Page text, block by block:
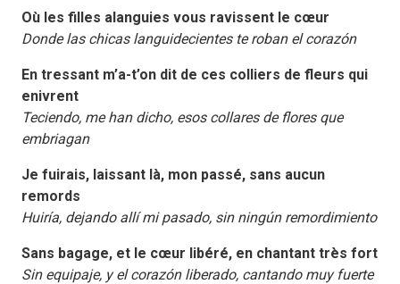
Où les filles alanguies vous ravissent le cœur
Donde las chicas languidecientes te roban el corazón
En tressant m’a-t’on dit de ces colliers de fleurs qui
enivrent
Teciendo, me han dicho, esos collares de flores que
embriagan
Je fuirais, laissant là, mon passé, sans aucun
remords
Huiría, dejando allí mi pasado, sin ningún remordimiento
Sans bagage, et le cœur libéré, en chantant très fort
Sin equipaje, y el corazón liberado, cantando muy fuerte